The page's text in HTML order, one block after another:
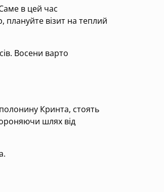
в цей час
плануйте візит на теплий
Восени варто
Кринта, стоять
шлях від